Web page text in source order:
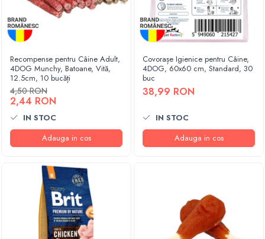
Recompense pentru Câine Adult,
4DOG Munchy, Batoane, Vită,
12.5cm, 10 bucăți
4,50 RON
2,44 RON
IN STOC
Adauga in cos
Covorașe Igienice pentru Câine,
4DOG, 60x60 cm, Standard, 30
buc
38,99 RON
IN STOC
Adauga in cos